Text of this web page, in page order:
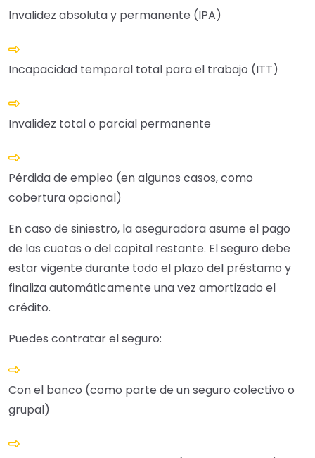
Invalidez absoluta y permanente (IPA)
Incapacidad temporal total para el trabajo (ITT)
Invalidez total o parcial permanente
Pérdida de empleo (en algunos casos, como
cobertura opcional)
En caso de siniestro, la aseguradora asume el pago
de las cuotas o del capital restante. El seguro debe
estar vigente durante todo el plazo del préstamo y
finaliza automáticamente una vez amortizado el
crédito.
Puedes contratar el seguro:
Con el banco (como parte de un seguro colectivo o
grupal)